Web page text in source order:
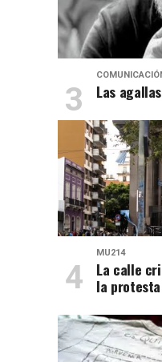
Las
MU214
La calle
la